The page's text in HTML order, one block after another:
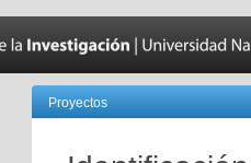
Proyectos